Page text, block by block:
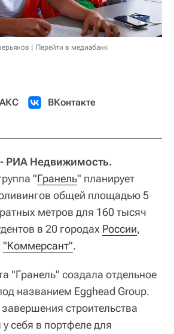
Перейти в медиабанк
ВКонтакте
РИА Недвижимость.
"Гранель" планирует
общей площадью 5
метров для 160 тысяч
в 20 городах России,
"Коммерсант".
"Гранель" создала отдельное
названием Egghead Group.
строительства
себя в портфеле для